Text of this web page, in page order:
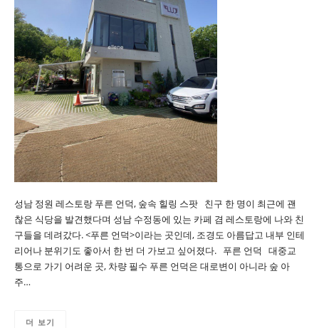
성남 정원 레스토랑 푸른 언덕, 숲속 힐링 스팟 친구 한 명이 최근에 괜
찮은 식당을 발견했다며 성남 수정동에 있는 카페 겸 레스토랑에 나와 친
구들을 데려갔다. <푸른 언덕>이라는 곳인데, 조경도 아름답고 내부 인테
리어나 분위기도 좋아서 한 번 더 가보고 싶어졌다. 푸른 언덕 대중교
통으로 가기 어려운 곳, 차량 필수 푸른 언덕은 대로변이 아니라 숲 아
주…
더 보기